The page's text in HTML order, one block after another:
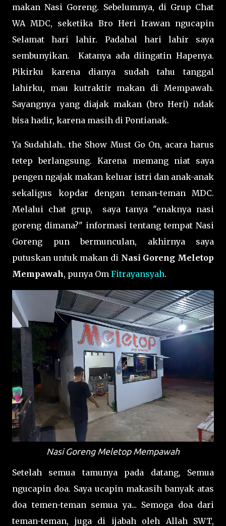
makan Nasi Goreng. Sebelumnya, di Grup Chat
WA MDC, seketika Bro Heri Irawan ngucapin
Selamat hari lahir. Padahal hari lahir saya
sembunyikan. Katanya ada diingatin Hapenya.
Pikirku karena dianya sudah tahu tanggal
lahirku, mau kutraktir makan di Mempawah.
Sayangnya yang diajak makan (bro Heri) ndak
bisa hadir, karena masih di Pontianak.
Ya Sudahlah.. the Show Must Go On, acara harus
tetep berlangsung. Karena memang niat saya
pengen ngajak makan keluar istri dan anak-anak
sekaligus kopdar dengan teman-teman MDC.
Melalui chat grup, saya tanya "enaknya nasi
goreng dimana?" informasi tentang tempat Nasi
Goreng pun bermunculan, akhirnya saya
putuskan untuk makan di Nasi Goreng Meletop
Mempawah, punya Om Fitrayansyah.
Nasi Goreng Meletop Mempawah
Setelah semua tamunya pada datang, Semua
ngucapin doa. Saya ucapin makasih banyak atas
doa temen-teman semua ya... Semoga doa dari
teman-teman, juga di ijabah oleh Allah SWT,